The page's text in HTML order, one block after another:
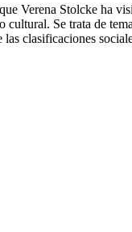
Verena Stolcke ha
Se trata de
clasificaciones